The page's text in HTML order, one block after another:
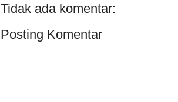
Tidak ada komentar:
Posting Komentar